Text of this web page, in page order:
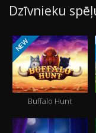
Dzīvnieku
NEW
Buffalo Hunt